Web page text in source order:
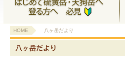
HOME 八ヶ岳だより